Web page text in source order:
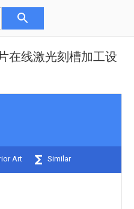
在线激光刻槽加工设
Art Similar